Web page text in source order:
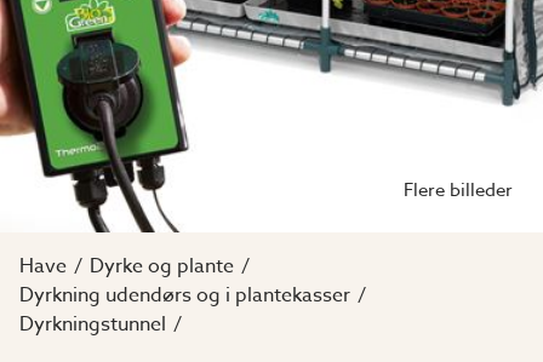
Flere billeder
Have
Dyrke og plante
Dyrkning udendørs og i plantekasser
Dyrkningstunnel